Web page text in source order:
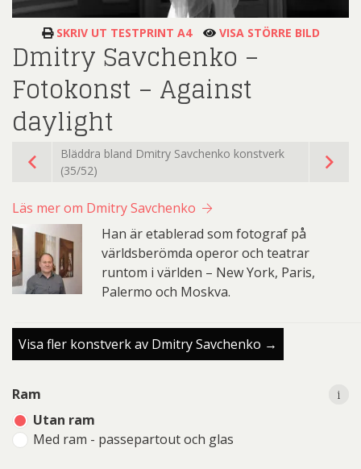
SKRIV UT TESTPRINT A4 VISA STÖRRE BILD
Dmitry Savchenko –
Fotokonst – Against
daylight
Bläddra bland Dmitry Savchenko konstverk
(35/52)
Läs mer om Dmitry Savchenko
Han är etablerad som fotograf på
världsberömda operor och teatrar
runtom i världen – New York, Paris,
Palermo och Moskva.
Visa fler konstverk av Dmitry Savchenko →
Ram
Utan ram
Med ram - passepartout och glas
ii